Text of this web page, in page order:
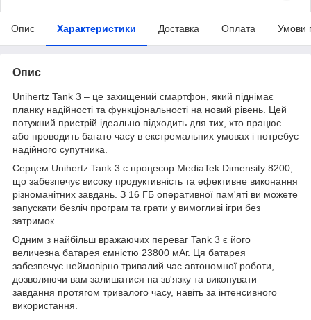
Опис Характеристики Доставка Оплата Умови
Опис
Unihertz Tank 3 – це захищений смартфон, який піднімає
планку надійності та функціональності на новий рівень. Цей
потужний пристрій ідеально підходить для тих, хто працює
або проводить багато часу в екстремальних умовах і потребує
надійного супутника.
Серцем Unihertz Tank 3 є процесор MediaTek Dimensity 8200,
що забезпечує високу продуктивність та ефективне виконання
різноманітних завдань. З 16 ГБ оперативної пам'яті ви можете
запускати безліч програм та грати у вимогливі ігри без
затримок.
Одним з найбільш вражаючих переваг Tank 3 є його
величезна батарея ємністю 23800 мАг. Ця батарея
забезпечує неймовірно тривалий час автономної роботи,
дозволяючи вам залишатися на зв'язку та виконувати
завдання протягом тривалого часу, навіть за інтенсивного
використання.